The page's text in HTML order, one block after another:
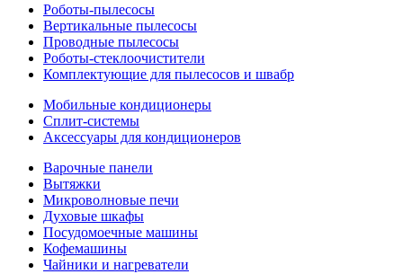
Роботы-пылесосы
Вертикальные пылесосы
Проводные пылесосы
Роботы-стеклоочистители
Комплектующие для пылесосов и швабр
Мобильные кондиционеры
Сплит-системы
Аксессуары для кондиционеров
Варочные панели
Вытяжки
Микроволновые печи
Духовые шкафы
Посудомоечные машины
Кофемашины
Чайники и нагреватели